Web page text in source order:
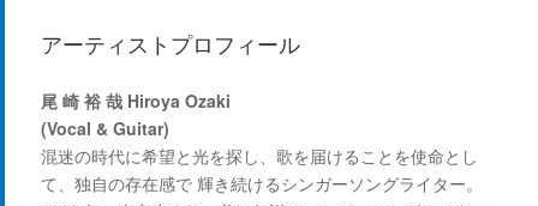
アーティストプロフィール
尾 崎 裕 哉 Hiroya Ozaki
(Vocal & Guitar)
混迷の時代に希望と光を探し、歌を届けることを使命とし
て、独自の存在感で 輝き続けるシンガーソングライター。